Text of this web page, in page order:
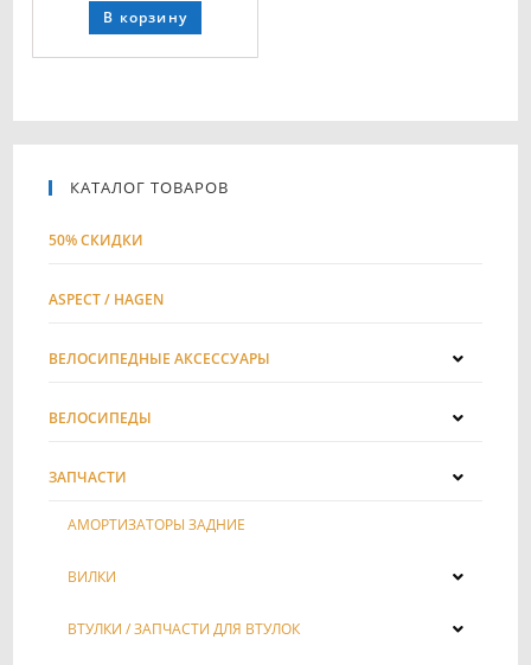
В корзину
КАТАЛОГ ТОВАРОВ
50% СКИДКИ
ASPECT / HAGEN
ВЕЛОСИПЕДНЫЕ АКСЕССУАРЫ
ВЕЛОСИПЕДЫ
ЗАПЧАСТИ
АМОРТИЗАТОРЫ ЗАДНИЕ
ВИЛКИ
ВТУЛКИ / ЗАПЧАСТИ ДЛЯ ВТУЛОК